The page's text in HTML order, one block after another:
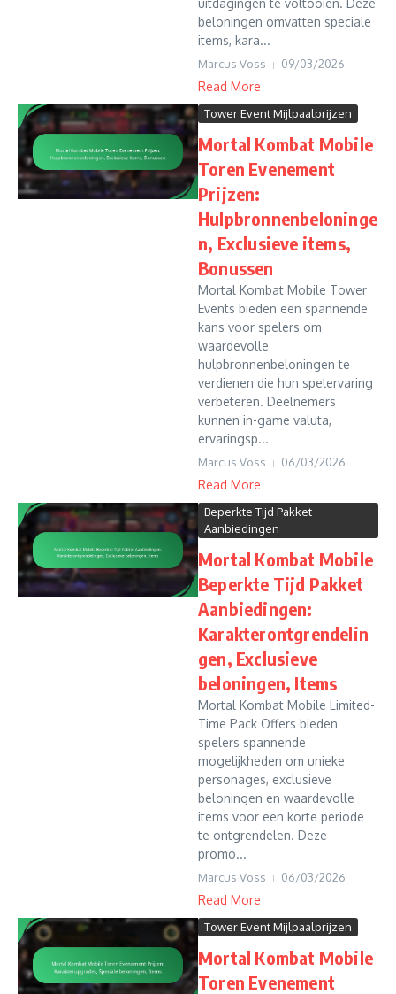
uitdagingen te voltooien. Deze
beloningen omvatten speciale
items, kara...
Marcus Voss 09/03/2026
Read More
Tower Event Mijlpaalprijzen
Mortal Kombat Mobile
Toren Evenement
Prijzen:
Hulpbronnenbeloninge
n, Exclusieve items,
Bonussen
Mortal Kombat Mobile Tower
Events bieden een spannende
kans voor spelers om
waardevolle
hulpbronnenbeloningen te
verdienen die hun spelervaring
verbeteren. Deelnemers
kunnen in-game valuta,
ervaringsp...
Marcus Voss 06/03/2026
Read More
Beperkte Tijd Pakket
Aanbiedingen
Mortal Kombat Mobile
Beperkte Tijd Pakket
Aanbiedingen:
Karakterontgrendelin
gen, Exclusieve
beloningen, Items
Mortal Kombat Mobile Limited-
Time Pack Offers bieden
spelers spannende
mogelijkheden om unieke
personages, exclusieve
beloningen en waardevolle
items voor een korte periode
te ontgrendelen. Deze
promo...
Marcus Voss 06/03/2026
Read More
Tower Event Mijlpaalprijzen
Mortal Kombat Mobile
Toren Evenement